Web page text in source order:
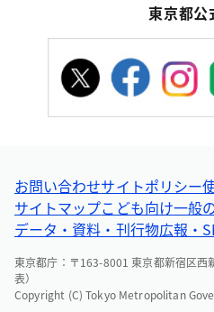
東京都公
お問い合わせサイトポリシー
サイトマップこども向け一般
データ・資料・刊行物広報・
東京都庁：〒163-8001 東京都新宿区
表）
Copyright (C) Tokyo Metropolitan